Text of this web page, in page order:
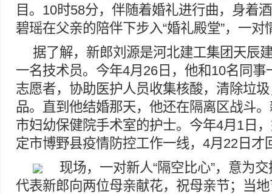
目。10时58分，伴随着婚礼进行曲，身着
碧瑶在父亲的陪伴下步入“婚礼殿堂”，一对
据了解，新郎刘源是河北建工集团天辰
一名技术员。今年4月26日，他和10名同事
志愿者，协助医护人员收集核酸，清除垃
品。直到他结婚那天，他还在隔离区战斗
市妇幼保健院手术室的护士。今年4月1日
定市博野县疫情防控工作一线，4月22日才
现场，一对新人“隔空比心”，意为
代表新郎向两位母亲献花，祝母亲节；当